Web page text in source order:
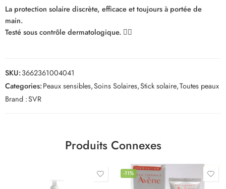
La protection solaire discrète, efficace et toujours à portée de
main.
Testé sous contrôle dermatologique. 👩‍⚕️
SKU:3662361004041
Categories:Peaux sensibles,Soins Solaires,Stick solaire,Toutes peaux
Brand :SVR
Produits Connexes
-11%